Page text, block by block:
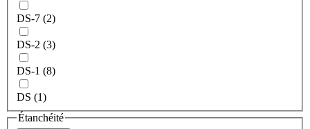
DS-7 (2)
DS-2 (3)
DS-1 (8)
DS (1)
Étanchéité